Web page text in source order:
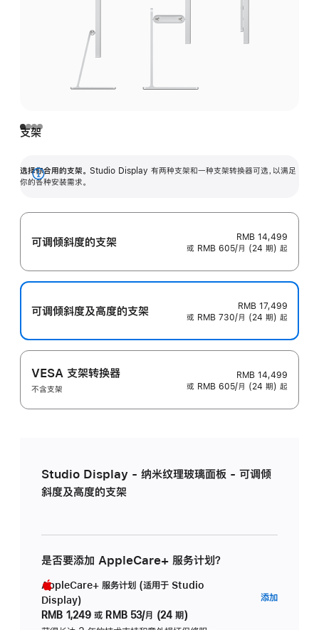
支架
选择你合用的支架。 Studio Display 有两种支架和一种支架转换器可选，以满足
你的各种安装需求。
展
可调倾斜度的支架
RMB 14,499
或 RMB 605/月 (24 期) 起
可调倾斜度及高‍度的支‍架
RMB 17,499
或 RMB 730/月 (24 期) 起
VESA 支架转换器
不含支架
RMB 14,499
或 RMB 605/月 (24 期) 起
Studio Display - 纳米纹理玻璃面板 - 可调倾
斜度及高度的支架
是否要添加 AppleCare+ 服务计划？
AppleCare+ 服务计划 (适用于 Studio
Display)
RMB 1,249 或 RMB 53/月 (24 期)
添加